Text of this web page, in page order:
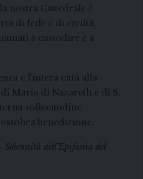
nostra Cattedrale è
di fede e di civiltà,
a custodire e a
e l’intera città alla
Maria di Nazareth e di S.
sollecitudine
benedizione.
dell’Epifania del